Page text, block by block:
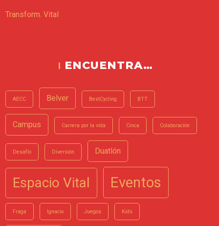
Transform. Vital
ENCUENTRA…
AECC Belver BestCycling BTT
Campus Carrera por la vida Cinca Colaboración
Desafío Diversión Duatlón
Espacio Vital Eventos
Fraga Ignacio Juegos Kids